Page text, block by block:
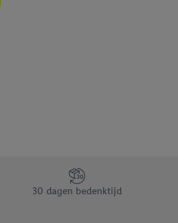
30 dagen bedenktijd